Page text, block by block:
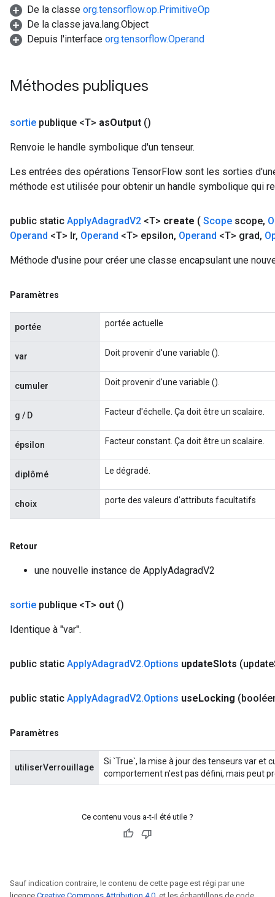
De la classe org.tensorflow.op.PrimitiveOp
De la classe java.lang.Object
Depuis l'interface org.tensorflow.Operand
Méthodes publiques
sortie publique <T> asOutput ()
Renvoie le handle symbolique d'un tenseur.
Les entrées des opérations TensorFlow sont les sorties
méthode est utilisée pour obtenir un handle symbolique qui
public static ApplyAdagradV2 <T> create ( Scope scope,
Operand <T> lr, Operand <T> epsilon, Operand <T> grad,
Méthode d'usine pour créer une classe encapsulant une
Paramètres
portée portée actuelle
var Doit provenir d'une variable ().
cumuler Doit provenir d'une variable ().
g / D Facteur d'échelle. Ça doit être un scalaire.
épsilon Facteur constant. Ça doit être un scalaire.
diplômé Le dégradé.
choix porte des valeurs d'attributs facultatifs
Retour
une nouvelle instance de ApplyAdagradV2
sortie publique <T> out ()
Identique à "var".
public static ApplyAdagradV2.Options updateSlots (update
public static ApplyAdagradV2.Options useLocking
Paramètres
utiliserVerrouillage
Si `True`, la mise à jour des tenseurs var et
comportement n'est pas défini, mais peut
Ce contenu vous a-t-il été utile ?
Sauf indication contraire, le contenu de cette page est régi par une